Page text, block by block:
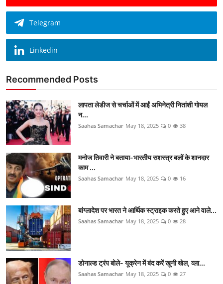
Telegram
Linkedin
Recommended Posts
लापता लेडीज से चर्चाओं में आईं अभिनेत्री नितांशी गोयल
न...
Saahas Samachar May 18, 2025 0 38
मनोज तिवारी ने बताया-भारतीय सशस्त्र बलों के शानदार
काम ...
Saahas Samachar May 18, 2025 0 16
बांग्लादेश पर भारत ने आर्थिक स्ट्राइक करते हुए आने वाले...
Saahas Samachar May 18, 2025 0 28
डोनाल्ड ट्रंप बोले- यूक्रेन में बंद करें खूनी खेल, व्ला...
Saahas Samachar May 18, 2025 0 27